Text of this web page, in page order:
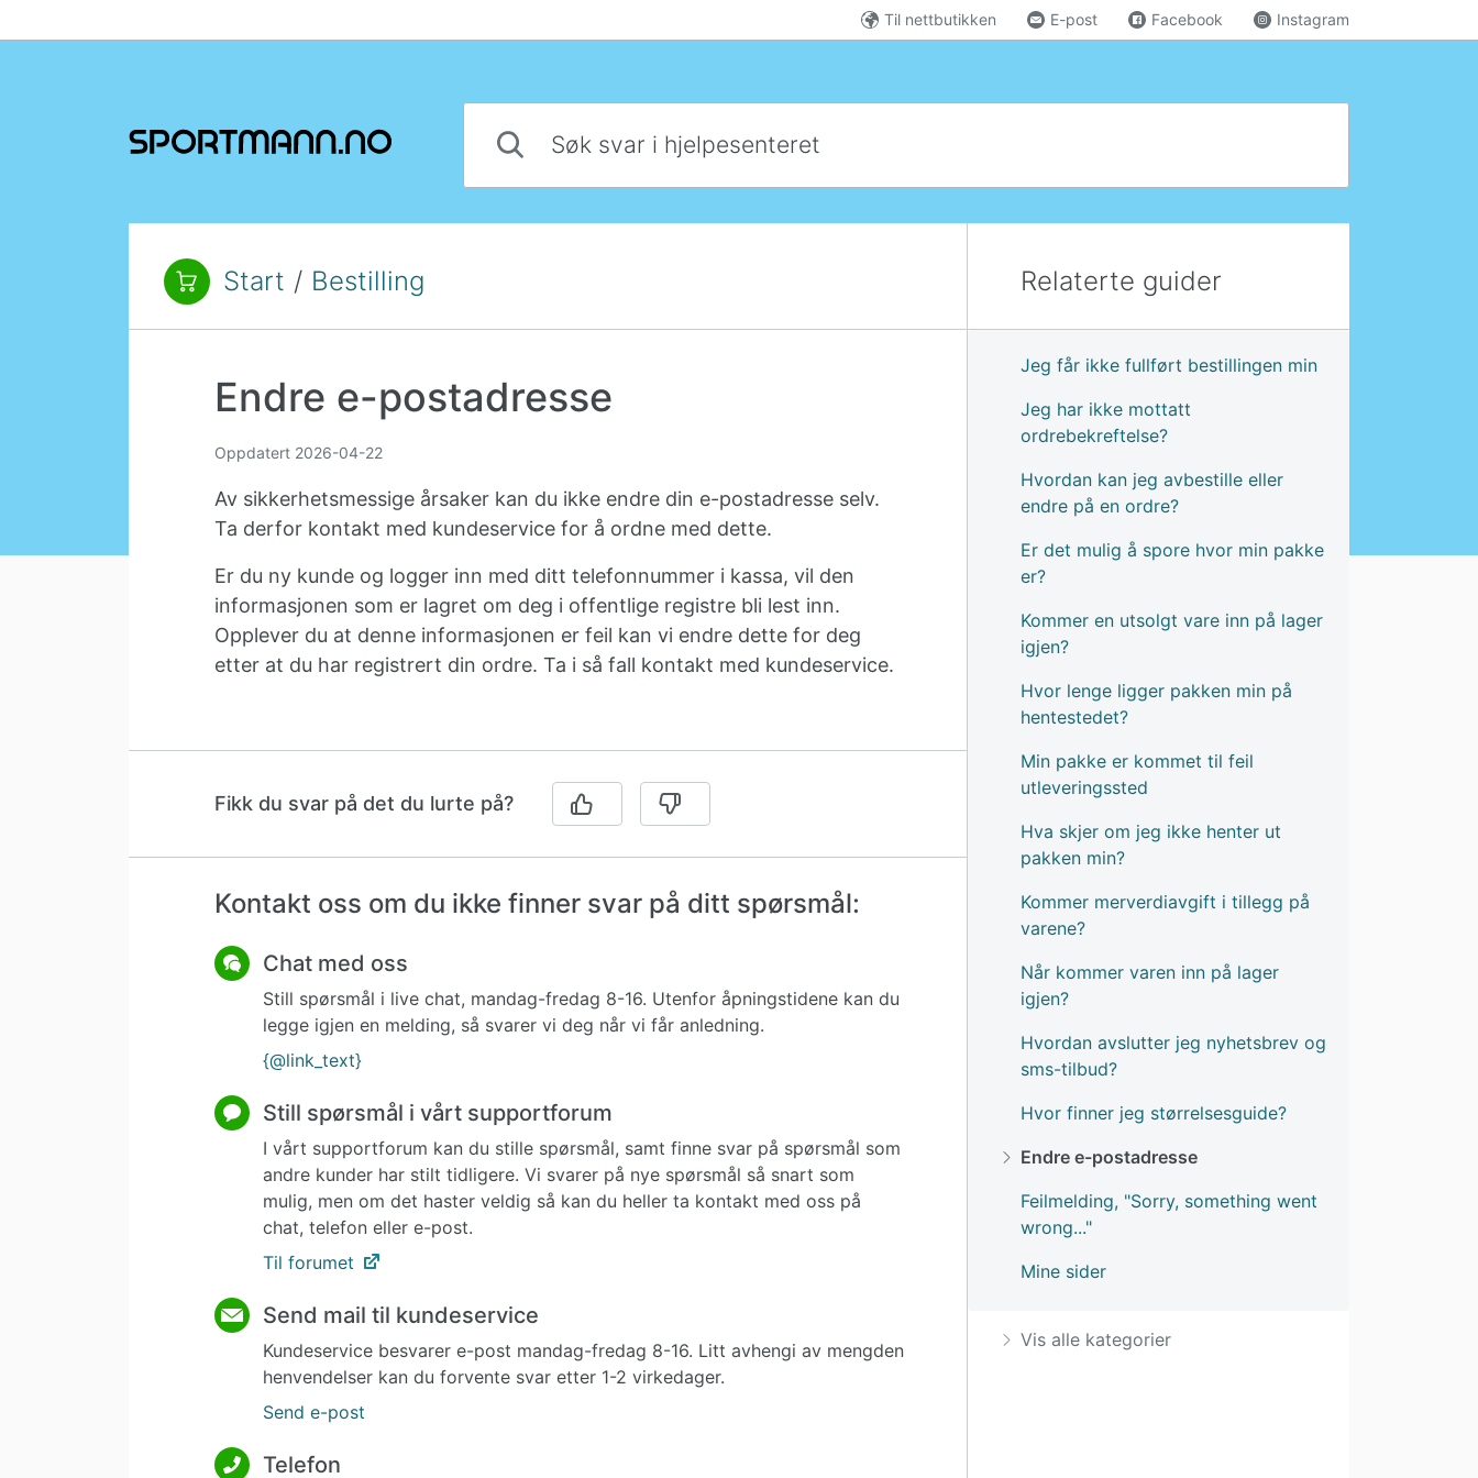
Til nettbutikken E-post Facebook Instagram
Du er her:Start / Bestilling
Endre e-postadresse
Oppdatert 2026-04-22
Av sikkerhetsmessige årsaker kan du ikke endre din e-postadresse selv.
Ta derfor kontakt med kundeservice for å ordne med dette.
Er du ny kunde og logger inn med ditt telefonnummer i kassa, vil den
informasjonen som er lagret om deg i offentlige registre bli lest inn.
Opplever du at denne informasjonen er feil kan vi endre dette for deg
etter at du har registrert din ordre. Ta i så fall kontakt med kundeservice.
Fikk du svar på det du lurte på?
Kontakt oss om du ikke finner svar på ditt spørsmål:
Chat med oss
Still spørsmål i live chat, mandag-fredag 8-16. Utenfor åpningstidene kan du
legge igjen en melding, så svarer vi deg når vi får anledning.
{@link_text}
Still spørsmål i vårt supportforum
I vårt supportforum kan du stille spørsmål, samt finne svar på spørsmål som
andre kunder har stilt tidligere. Vi svarer på nye spørsmål så snart som
mulig, men om det haster veldig så kan du heller ta kontakt med oss på
chat, telefon eller e-post.
Til forumet
Send mail til kundeservice
Kundeservice besvarer e-post mandag-fredag 8-16. Litt avhengi av mengden
henvendelser kan du forvente svar etter 1-2 virkedager.
Send e-post
Telefon
Relaterte guider
Jeg får ikke fullført bestillingen min
Jeg har ikke mottatt
ordrebekreftelse?
Hvordan kan jeg avbestille eller
endre på en ordre?
Er det mulig å spore hvor min pakke
er?
Kommer en utsolgt vare inn på lager
igjen?
Hvor lenge ligger pakken min på
hentestedet?
Min pakke er kommet til feil
utleveringssted
Hva skjer om jeg ikke henter ut
pakken min?
Kommer merverdiavgift i tillegg på
varene?
Når kommer varen inn på lager
igjen?
Hvordan avslutter jeg nyhetsbrev og
sms-tilbud?
Hvor finner jeg størrelsesguide?
Endre e-postadresse
Feilmelding, "Sorry, something went
wrong..."
Mine sider
Vis alle kategorier